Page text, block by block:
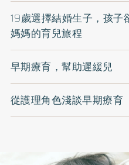
19歲選擇結婚生子，孩
媽媽的育兒旅程
早期療育，幫助遲緩兒
從護理角色淺談早期療育